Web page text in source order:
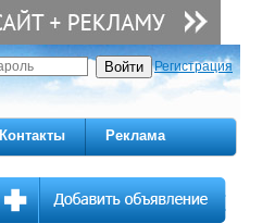
Регистрация
Контакты Реклама